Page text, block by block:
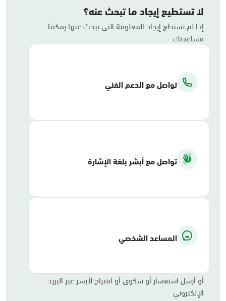
لا تستطيع إيجاد ما تبحث عنه؟
إذا لم تستطع إيجاد المعلومة التي تبحث عنها يمكننا
مساعدتك
تواصل مع الدعم الفني
تواصل مع أبشر بلغة الإشارة
المساعد الشخصي
أو أرسل استفسار أو شكوى أو اقتراح لأبشر عبر البريد
الإلكتروني